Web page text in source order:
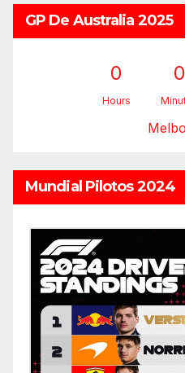
GP De Australia 2025
0
Hours
0
Mundial Pilotos 2024